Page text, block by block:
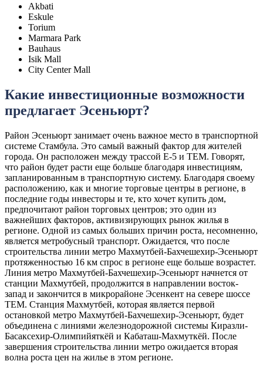
Akbati
Eskule
Torium
Marmara Park
Bauhaus
Isik Mall
City Center Mall
Какие инвестиционные возможности
предлагает Эсеньюрт?
Район Эсеньюрт занимает очень важное место в транспортной
системе Стамбула. Это самый важный фактор для жителей
города. Он расположен между трассой E-5 и TEM. Говорят,
что район будет расти еще больше благодаря инвестициям,
запланированным в транспортную систему. Благодаря своему
расположению, как и многие торговые центры в регионе, в
последние годы инвесторы и те, кто хочет купить дом,
предпочитают район торговых центров; это один из
важнейших факторов, активизирующих рынок жилья в
регионе. Одной из самых больших причин роста, несомненно,
является метробусный транспорт. Ожидается, что после
строительства линии метро Махмутбей-Бахчешехир-Эсеньюрт
протяженностью 16 км спрос в регионе еще больше возрастет.
Линия метро Махмутбей-Бахчешехир-Эсеньюрт начнется от
станции Махмутбей, продолжится в направлении восток-
запад и закончится в микрорайоне Эсенкент на севере шоссе
ТЕМ. Станция Махмутбей, которая является первой
остановкой метро Махмутбей-Бахчешехир-Эсеньюрт, будет
объединена с линиями железнодорожной системы Киразли-
Басаксехир-Олимпийяткёй и Кабаташ-Махмуткёй. После
завершения строительства линии метро ожидается вторая
волна роста цен на жилье в этом регионе.